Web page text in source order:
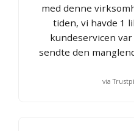
med denne
tiden, vi havde 1
kundeservicen
sendte den
via